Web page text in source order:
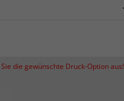
die gewünschte Druck-Option aus!